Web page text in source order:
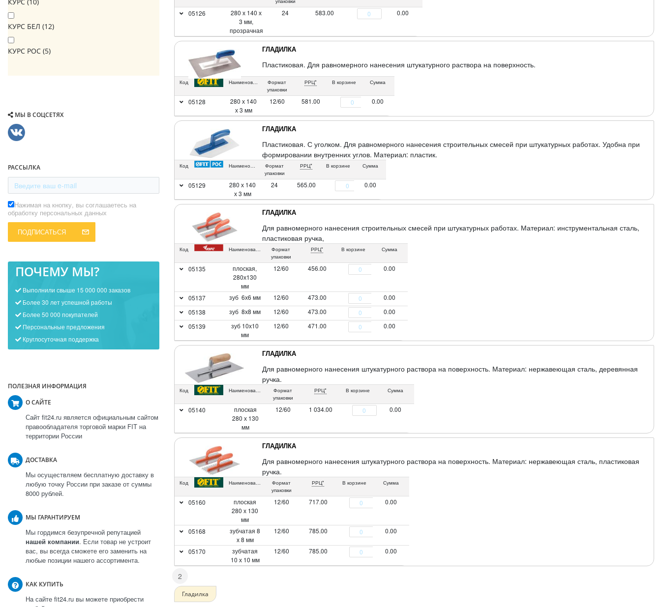
КУРС БЕЛ (12)
КУРС РОС (5)
МЫ В СОЦСЕТЯХ
РАССЫЛКА
Нажимая на кнопку, вы соглашаетесь на
обработку персональных данных
ПОДПИСАТЬСЯ
ПОЧЕМУ МЫ?
Выполнили свыше 15 000 000 заказов
Более 30 лет успешной работы
Более 50 000 покупателей
Персональные предложения
Круглосуточная поддержка
ПОЛЕЗНАЯ ИНФОРМАЦИЯ
О САЙТЕ
Сайт fit24.ru является официальным сайтом
правообладателя торговой марки FIT на
территории России
ДОСТАВКА
Мы осуществляем бесплатную доставку в
любую точку России при заказе от суммы
8000 рублей.
МЫ ГАРАНТИРУЕМ
Мы гордимся безупречной репутацией
нашей компании. Если товар не устроит
вас, вы всегда сможете его заменить на
любые позиции нашего ассортимента.
КАК КУПИТЬ
На сайте fit24.ru вы можете приобрести
05126
280 х 140 х
3 мм,
прозрачная
24 583.00 0.00
ГЛАДИЛКА
Пластиковая. Для равномерного нанесения штукатурного раствора на поверхность.
Код Наименование
Формат
упаковки
РРЦ* В корзине Сумма
05128
280 х 140
х 3 мм
12/60 581.00 0.00
ГЛАДИЛКА
Пластиковая. С уголком. Для равномерного нанесения строительных смесей при штукатурных работах. Удобна при
формировании внутренних углов. Материал: пластик.
Код Наименование
Формат
упаковки
РРЦ* В корзине Сумма
05129
280 х 140
х 3 мм
24 565.00 0.00
ГЛАДИЛКА
Для равномерного нанесения строительных смесей при штукатурных работах. Материал: инструментальная сталь,
пластиковая ручка,
Код Наименование
Формат
упаковки
РРЦ* В корзине Сумма
05135
плоская,
280х130
мм
12/60 456.00 0.00
05137 зуб 6х6 мм 12/60 473.00
0.00
05138
зуб 8х8 мм 12/60 473.00
0.00
05139
зуб 10х10
мм
12/60 471.00 0.00
ГЛАДИЛКА
Для равномерного нанесения штукатурного раствора на поверхность. Материал: нержавеющая сталь, деревянная
ручка.
Код Наименование
Формат
упаковки
РРЦ* В корзине Сумма
05140
плоская
280 х 130
мм
12/60 1 034.00 0.00
ГЛАДИЛКА
Для равномерного нанесения штукатурного раствора на поверхность. Материал: нержавеющая сталь, пластиковая
ручка.
Код Наименование
Формат
упаковки
РРЦ* В корзине Сумма
05160
плоская
280 х 130
мм
12/60 717.00 0.00
05168
зубчатая 8
х 8 мм
12/60 785.00 0.00
05170
зубчатая
10 х 10 мм
12/60 785.00 0.00
2
Гладилка